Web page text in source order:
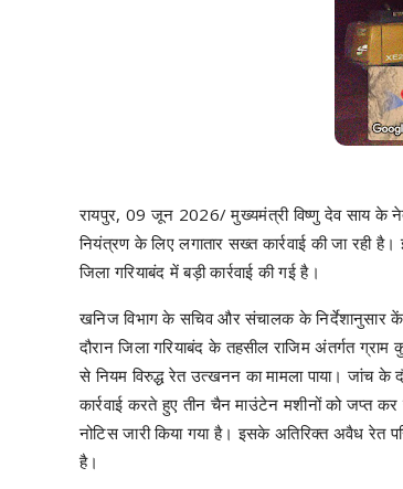
रायपुर, 09 जून 2026/ मुख्यमंत्री विष्णु देव साय के
नियंत्रण के लिए लगातार सख्त कार्रवाई की जा रही
जिला गरियाबंद में बड़ी कार्रवाई की गई है।
खनिज विभाग के सचिव और संचालक के
दौरान जिला गरियाबंद के तहसील राजिम अंतर्गत
से नियम विरुद्ध रेत उत्खनन का मामला पाया। जांच
कार्रवाई करते हुए तीन चैन माउंटेन मशीनों को जप्त
नोटिस जारी किया गया है। इसके अतिरिक्त अवैध रेत
है।